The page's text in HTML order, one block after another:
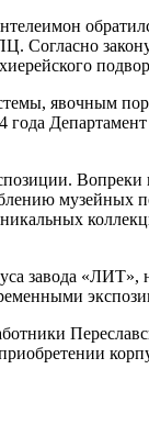
Согласно
явочным
музейных
завода